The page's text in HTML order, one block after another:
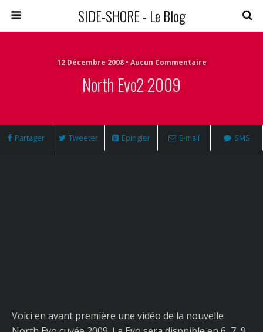
SIDE-SHORE - Le Blog
12 Décembre 2008 • Aucun Commentaire
North Evo2 2009
Partager Tweeter Épingler E-mail SMS
Voici en avant première une vidéo de la nouvelle